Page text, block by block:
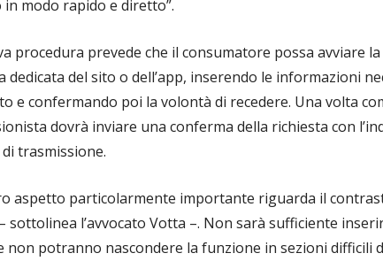
in modo rapido e diretto”.
procedura prevede che il consumatore possa avviare
dedicata del sito o dell’app, inserendo le informazioni
e confermando poi la volontà di recedere. Una volta
dovrà inviare una conferma della richiesta con
di trasmissione.
aspetto particolarmente importante riguarda il
sottolinea l’avvocato Votta –. Non sarà sufficiente
non potranno nascondere la funzione in sezioni difficili